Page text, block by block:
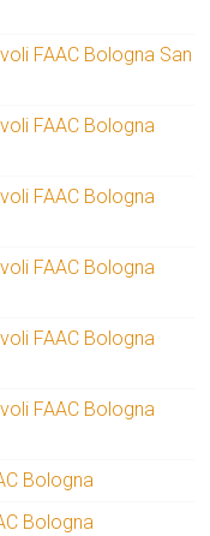
FAAC Bologna San
FAAC Bologna
FAAC Bologna
FAAC Bologna
FAAC Bologna
FAAC Bologna
Bologna
Bologna